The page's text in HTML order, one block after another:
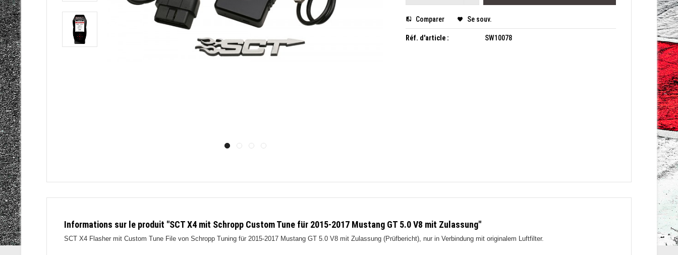
Comparer Se souv.
Réf. d'article : SW10078
Informations sur le produit "SCT X4 mit Schropp Custom Tune für 2015-2017 Mustang GT 5.0 V8 mit Zulassung"
SCT X4 Flasher mit Custom Tune File von Schropp Tuning für 2015-2017 Mustang GT 5.0 V8 mit Zulassung (Prüfbericht), nur in Verbindung mit originalem Luftfilter.